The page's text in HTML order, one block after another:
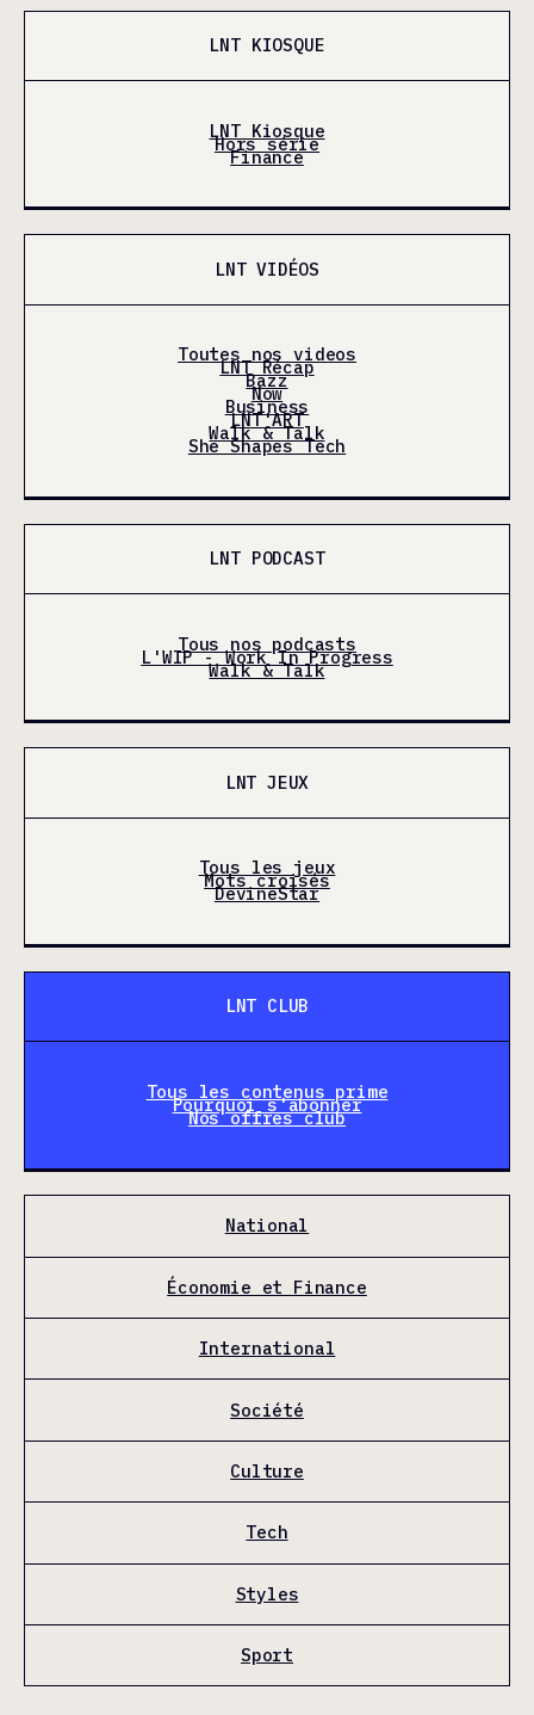
LNT KIOSQUE
LNT Kiosque
Hors série
Finance
LNT VIDÉOS
Toutes nos videos
LNT Récap
Bazz
Now
Business
LNT'ART
Walk & Talk
She Shapes Tech
LNT PODCAST
Tous nos podcasts
L'WIP - Work In Progress
Walk & Talk
LNT JEUX
Tous les jeux
Mots croisés
DevineStar
LNT CLUB
Tous les contenus prime
Pourquoi s'abonner
Nos offres club
National
Économie et Finance
International
Société
Culture
Tech
Styles
Sport